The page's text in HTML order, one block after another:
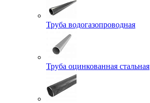
Труба водогазопроводная
Труба оцинкованная стальная